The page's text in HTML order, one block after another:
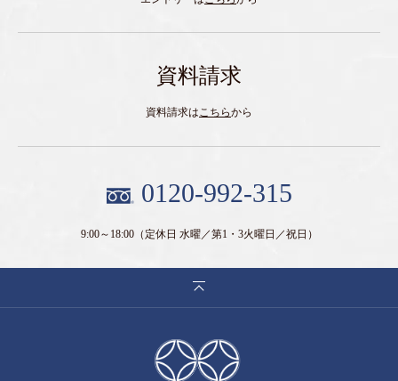
資料請求
資料請求はこちらから
0120-992-315
9:00～18:00（定休日 水曜／第1・3火曜日／祝日）